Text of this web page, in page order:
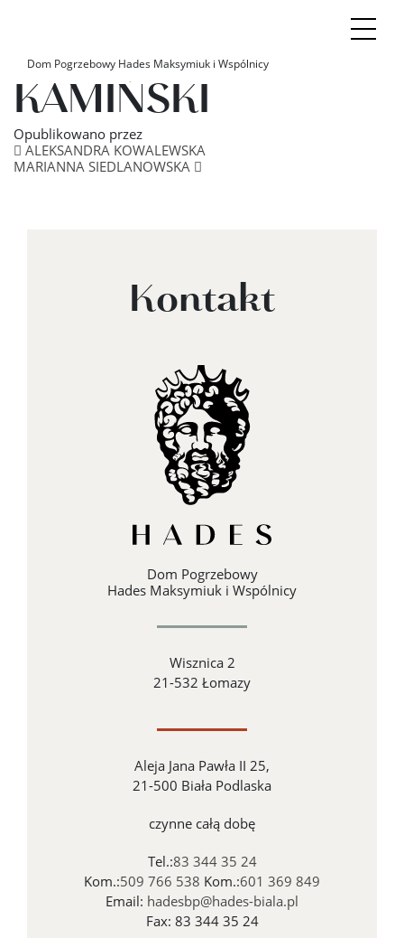
Dom Pogrzebowy Hades Maksymiuk i Wspólnicy
CZESŁAW
KAMIŃSKI
Opublikowano przez
Nawigacja po
ALEKSANDRA KOWALEWSKA
MARIANNA SIEDLANOWSKA
Kontakt
Dom Pogrzebowy
Hades Maksymiuk i Wspólnicy
Wisznica 2
21-532 Łomazy
Aleja Jana Pawła II 25,
21-500 Biała Podlaska
czynne całą dobę
Tel.:83 344 35 24
Kom.:509 766 538 Kom.:601 369 849
Email: hadesbp@hades-biala.pl
Fax: 83 344 35 24